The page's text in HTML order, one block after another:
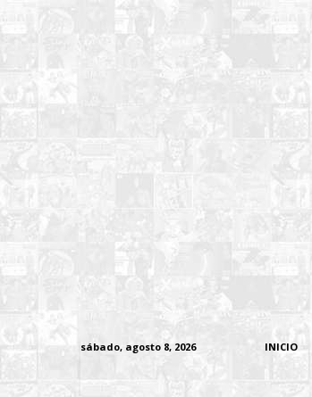
sábado, agosto 8, 2026 INICIO